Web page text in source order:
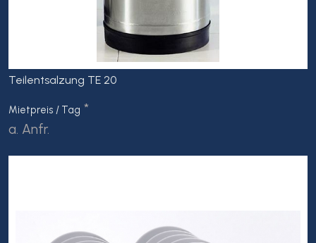
Teilentsalzung TE 20
Mietpreis / Tag *
a. Anfr.